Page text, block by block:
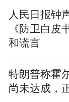
内，工人们
组装作业
一家集研发
业医疗器械
人民日报钟
《防卫白皮
和谎言
特朗普称霍
尚未达成，